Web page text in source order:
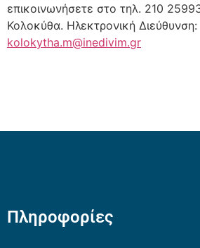
επικοινωνήσετε στο τηλ. 210
Κολοκύθα. Ηλεκτρονική Διεύθυνση:
kolokytha.m@inedivim.gr
Πληροφορίες